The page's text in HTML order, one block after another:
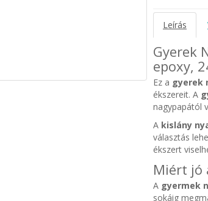
Leírás
Gyerek
epoxy,
Ez a gyerek
ékszereit. A
nagypapától
A kislány
választás
ékszert
Miért jó
A gyermek
sokáig